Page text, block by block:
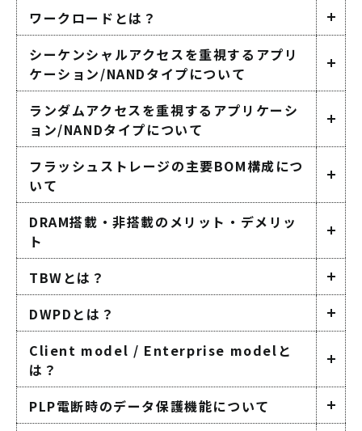
ワークロードとは？
シーケンシャルアクセスを重視するアプリ
ケーション/NANDタイプについて
ランダムアクセスを重視するアプリケーシ
ョン/NANDタイプについて
フラッシュストレージの主要BOM構成につ
いて
DRAM搭載・非搭載のメリット・デメリッ
ト
TBWとは？
DWPDとは？
Client model / Enterprise modelと
は？
PLP電断時のデータ保護機能について